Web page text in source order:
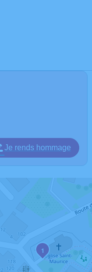
Je rends hommage
1